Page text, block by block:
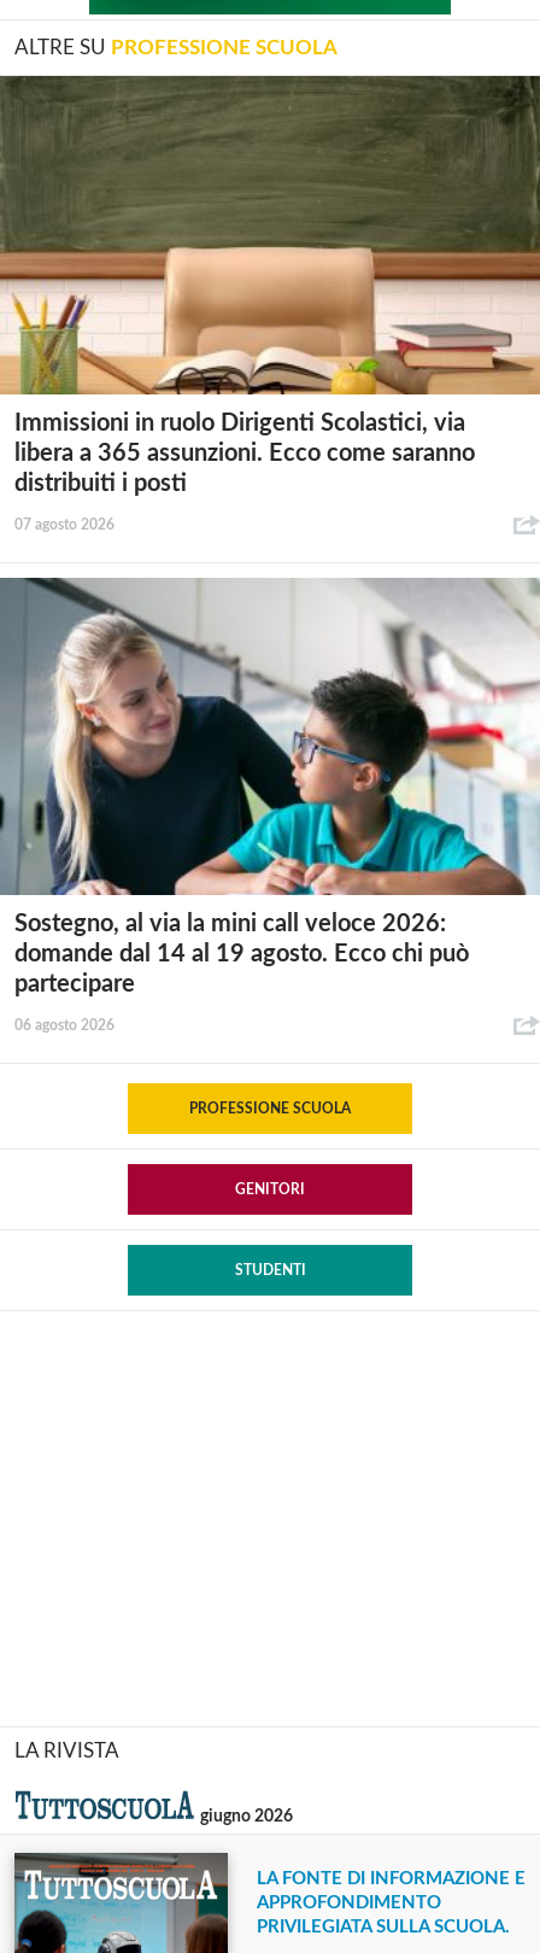
ALTRE SU PROFESSIONE SCUOLA
Immissioni in ruolo Dirigenti Scolastici, via
libera a 365 assunzioni. Ecco come saranno
distribuiti i posti
07 agosto 2026
Sostegno, al via la mini call veloce 2026:
domande dal 14 al 19 agosto. Ecco chi può
partecipare
06 agosto 2026
PROFESSIONE SCUOLA
GENITORI
STUDENTI
LA RIVISTA
giugno 2026
LA FONTE DI INFORMAZIONE E
APPROFONDIMENTO
PRIVILEGIATA SULLA SCUOLA.